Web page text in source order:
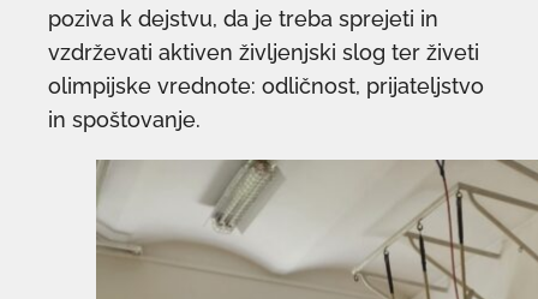
poziva k dejstvu, da je treba sprejeti in
vzdrževati aktiven življenjski slog ter živeti
olimpijske vrednote: odličnost, prijateljstvo
in spoštovanje.